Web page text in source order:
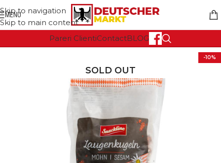
Skip to navigation
Skip to main content
MENU
Pareri ClientiContactBLOG
-10%
SOLD OUT